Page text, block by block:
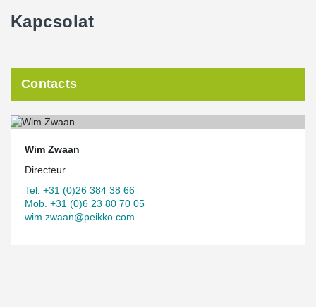
Kapcsolat
Contacts
Wim Zwaan
Directeur
Tel. +31 (0)26 384 38 66
Mob. +31 (0)6 23 80 70 05
wim.zwaan@peikko.com